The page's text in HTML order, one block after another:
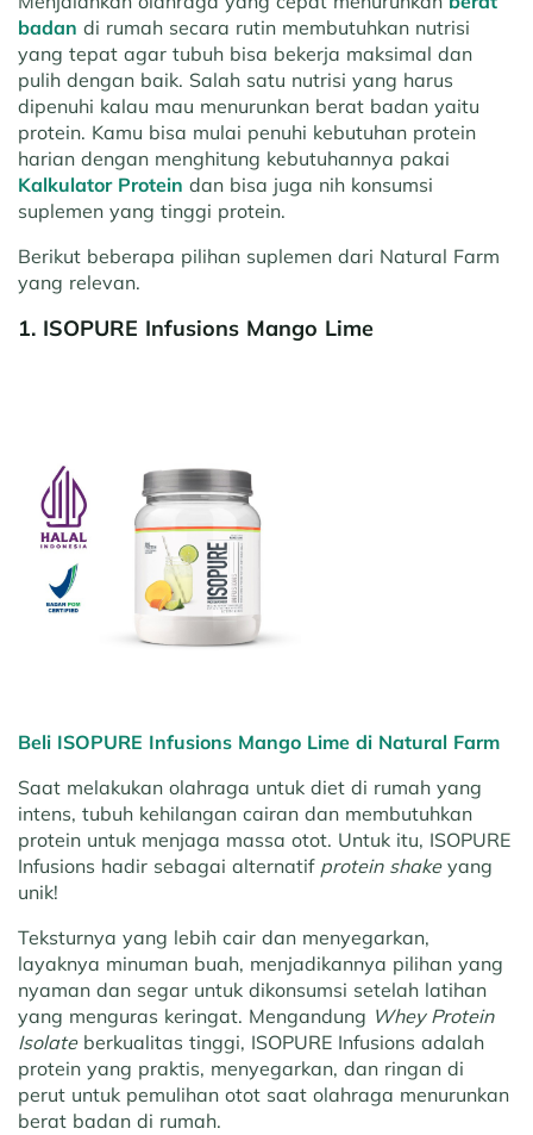
badan di rumah secara rutin membutuhkan nutrisi
yang tepat agar tubuh bisa bekerja maksimal dan
pulih dengan baik. Salah satu nutrisi yang harus
dipenuhi kalau mau menurunkan berat badan yaitu
protein. Kamu bisa mulai penuhi kebutuhan protein
harian dengan menghitung kebutuhannya pakai
Kalkulator Protein dan bisa juga nih konsumsi
suplemen yang tinggi protein.
Berikut beberapa pilihan suplemen dari Natural Farm
yang relevan.
1. ISOPURE Infusions Mango Lime
Beli ISOPURE Infusions Mango Lime di Natural Farm
Saat melakukan olahraga untuk diet di rumah yang
intens, tubuh kehilangan cairan dan membutuhkan
protein untuk menjaga massa otot. Untuk itu, ISOPURE
Infusions hadir sebagai alternatif protein shakeyang
unik!
Teksturnya yang lebih cair dan menyegarkan,
layaknya minuman buah, menjadikannya pilihan yang
nyaman dan segar untuk dikonsumsi setelah latihan
yang menguras keringat. Mengandung Whey Protein
Isolateberkualitas tinggi, ISOPURE Infusions adalah
protein yang praktis, menyegarkan, dan ringan di
perut untuk pemulihan otot saat olahraga menurunkan
berat badan di rumah.